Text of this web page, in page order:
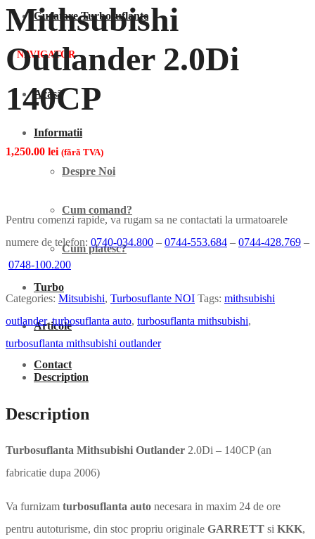
Curatare Turbosuflante
NAVIGATOR
Acasã
Informatii
Despre Noi
Cum comand?
Cum platesc?
Turbo
Articole
Contact
Mithsubishi
Outlander 2.0Di
140CP
1,250.00 lei (fãrã TVA)
Pentru comenzi rapide, va rugam sa ne contactati la urmatoarele
numere de telefon: 0740-034.800 – 0744-553.684 – 0744-428.769 –
0748-100.200
Categories: Mitsubishi, Turbosuflante NOI Tags: mithsubishi
outlander,turbosuflanta auto, turbosuflanta mithsubishi,
turbosuflanta mithsubishi outlander
Description
Description
Turbosuflanta Mithsubishi Outlander 2.0Di – 140CP (an
fabricatie dupa 2006)
Va furnizam turbosuflanta auto necesara in maxim 24 de ore
pentru autoturisme, din stoc propriu originale GARRETT si KKK,